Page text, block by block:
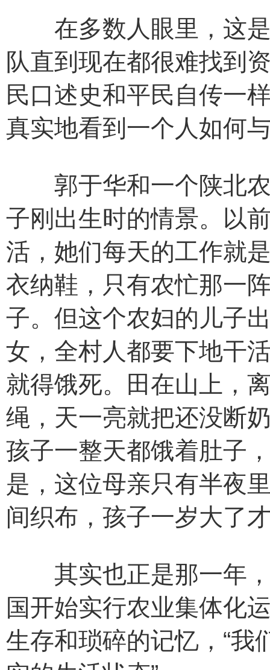
在多数人眼里，这是
队直到现在都很难找到
民口述史和平民自传一
真实地看到一个人如何
郭于华和一个陕北农
子刚出生时的情景。以
活，她们每天的工作就
衣纳鞋，只有农忙那一
子。但这个农妇的儿子
女，全村人都要下地干
就得饿死。田在山上，
绳，天一亮就把还没断
孩子一整天都饿着肚子
是，这位母亲只有半夜
间织布，孩子一岁大了
其实也正是那一年，
国开始实行农业集体化
生存和琐碎的记忆，“我